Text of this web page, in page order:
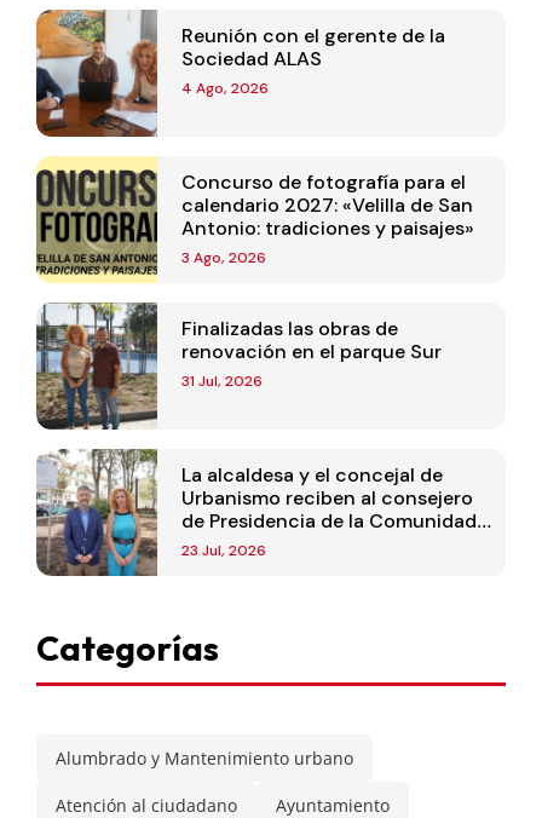
Reunión con el gerente de la
Sociedad ALAS
4 Ago, 2026
Concurso de fotografía para el
calendario 2027: «Velilla de San
Antonio: tradiciones y paisajes»
3 Ago, 2026
Finalizadas las obras de
renovación en el parque Sur
31 Jul, 2026
La alcaldesa y el concejal de
Urbanismo reciben al consejero
de Presidencia de la Comunidad
de Madrid
23 Jul, 2026
Categorías
Alumbrado y Mantenimiento urbano
Atención al ciudadano Ayuntamiento